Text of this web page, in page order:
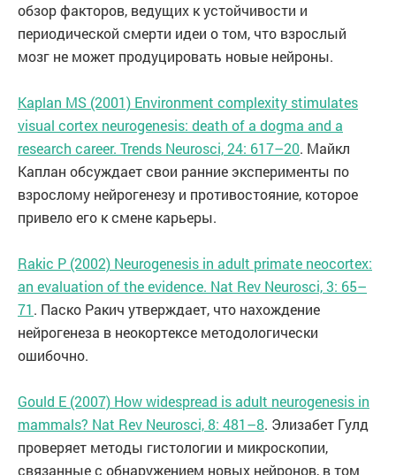
обзор факторов, ведущих к устойчивости и
периодической смерти идеи о том, что взрослый
мозг не может продуцировать новые нейроны.
Kaplan MS (2001) Environment complexity stimulates
visual cortex neurogenesis: death of a dogma and a
research career. Trends Neurosci, 24: 617–20. Майкл
Каплан обсуждает свои ранние эксперименты по
взрослому нейрогенезу и противостояние, которое
привело его к смене карьеры.
Rakic P (2002) Neurogenesis in adult primate neocortex:
an evaluation of the evidence. Nat Rev Neurosci, 3: 65–
71. Паско Ракич утверждает, что нахождение
нейрогенеза в неокортексе методологически
ошибочно.
Gould E (2007) How widespread is adult neurogenesis in
mammals? Nat Rev Neurosci, 8: 481–8. Элизабет Гулд
проверяет методы гистологии и микроскопии,
связанные с обнаружением новых нейронов, в том